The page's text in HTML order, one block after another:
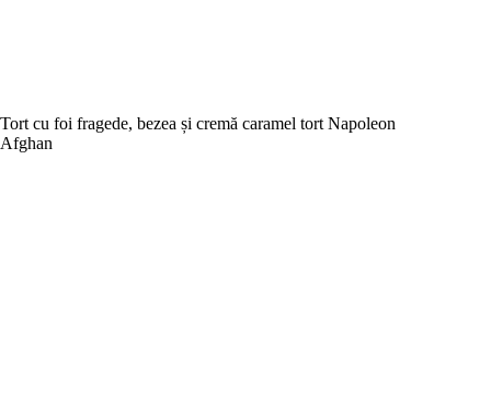
Tort cu foi fragede, bezea și cremă caramel tort Napoleon
Afghan